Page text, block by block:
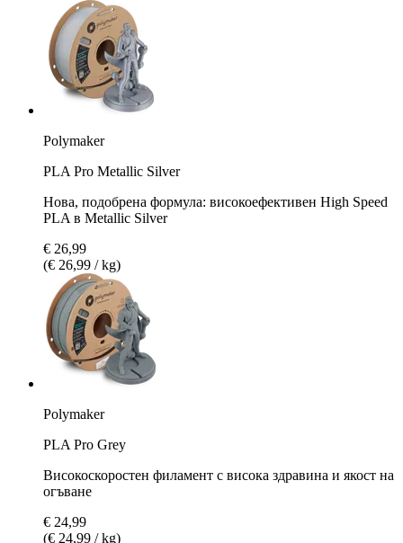
Polymaker
PLA Pro Metallic Silver
Нова, подобрена формула: високоефективен High Speed
PLA в Metallic Silver
€ 26,99
(€ 26,99 / kg)
Polymaker
PLA Pro Grey
Високоскоростeн филамент с висока здравина и якост на
огъване
€ 24,99
(€ 24,99 / kg)